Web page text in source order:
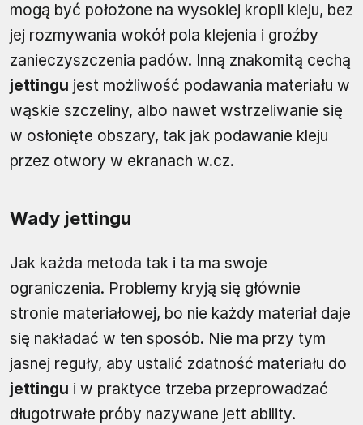
mogą być położone na wysokiej kropli kleju, bez
jej rozmywania wokół pola klejenia i groźby
zanieczyszczenia padów. Inną znakomitą cechą
jettingu jest możliwość podawania materiału w
wąskie szczeliny, albo nawet wstrzeliwanie się
w osłonięte obszary, tak jak podawanie kleju
przez otwory w ekranach w.cz.
Wady jettingu
Jak każda metoda tak i ta ma swoje
ograniczenia. Problemy kryją się głównie
stronie materiałowej, bo nie każdy materiał daje
się nakładać w ten sposób. Nie ma przy tym
jasnej reguły, aby ustalić zdatność materiału do
jettingu i w praktyce trzeba przeprowadzać
długotrwałe próby nazywane jett ability.